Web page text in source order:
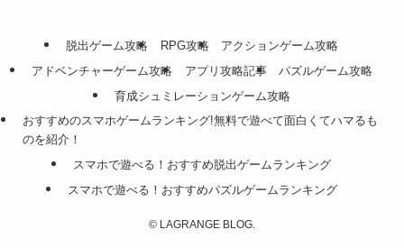
脱出ゲーム攻略 RPG攻略
アクションゲーム攻略
アドベンチャーゲーム攻略
アプリ攻略記事
パズルゲーム攻略
育成シュミレーションゲーム攻略
おすすめのスマホゲームランキング!無料で遊べて面白くてハマるも
のを紹介！
スマホで遊べる！おすすめ脱出ゲームランキング
スマホで遊べる！おすすめパズルゲームランキング
© LAGRANGE BLOG.